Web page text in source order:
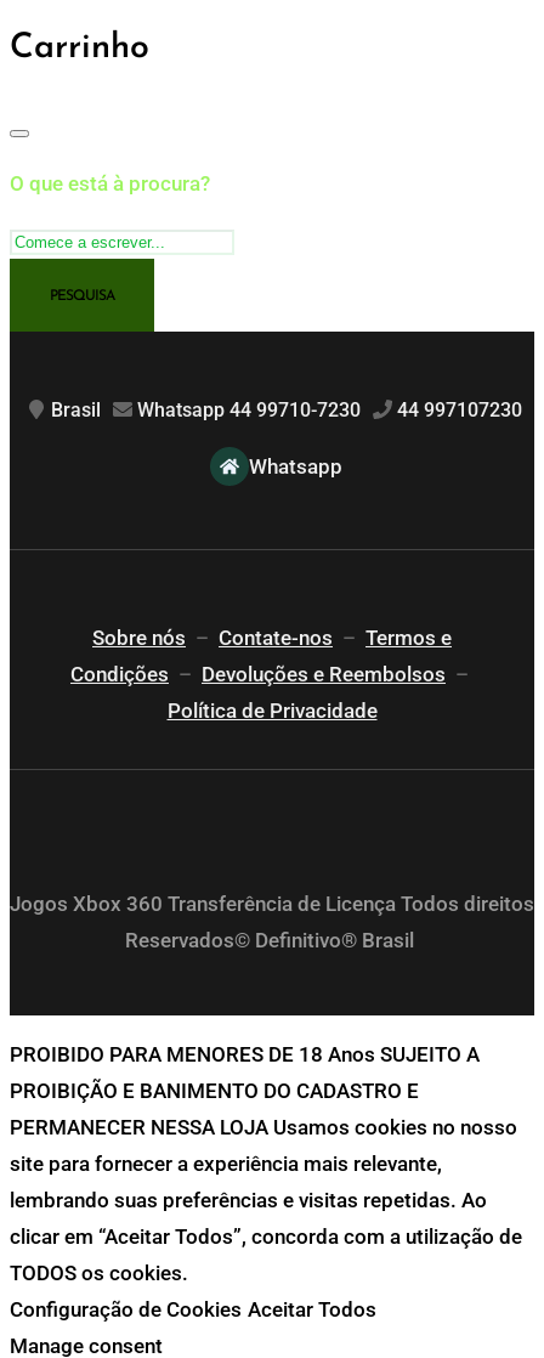
Carrinho
O que está à procura?
Brasil Whatsapp 44 99710-7230 44 997107230
Whatsapp
Sobre nós – Contate-nos – Termos e
Condições – Devoluções e Reembolsos –
Política de Privacidade
Jogos Xbox 360 Transferência de Licença Todos direitos
Reservados© Definitivo® Brasil
PROIBIDO PARA MENORES DE 18 Anos SUJEITO A
PROIBIÇÃO E BANIMENTO DO CADASTRO E
PERMANECER NESSA LOJA Usamos cookies no nosso
site para fornecer a experiência mais relevante,
lembrando suas preferências e visitas repetidas. Ao
clicar em “Aceitar Todos”, concorda com a utilização de
TODOS os cookies.
Configuração de Cookies Aceitar Todos
Manage consent